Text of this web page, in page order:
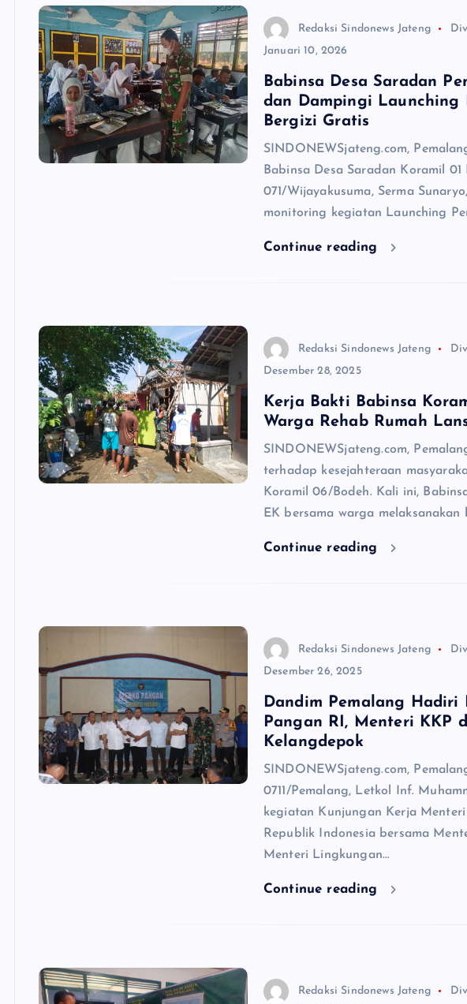
Redaksi Sindonews Jateng
Januari 10, 2026
Babinsa Desa Saradan
dan Dampingi Launching
Bergizi Gratis
SINDONEWSjateng.com,
Babinsa Desa Saradan Koramil 01
071/Wijayakusuma, Serma
monitoring kegiatan Launching
Continue reading
Redaksi Sindonews Jateng
Desember 28, 2025
Kerja Bakti Babinsa
Warga Rehab Rumah
SINDONEWSjateng.com,
terhadap kesejahteraan
Koramil 06/Bodeh. Kali ini,
EK bersama warga
Continue reading
Redaksi Sindonews Jateng
Desember 26, 2025
Dandim Pemalang Hadiri
Pangan RI, Menteri KKP
Kelangdepok
SINDONEWSjateng.com,
0711/Pemalang, Letkol Inf.
kegiatan Kunjungan Kerja
Republik Indonesia bersama
Menteri Lingkungan…
Continue reading
Redaksi Sindonews Jateng